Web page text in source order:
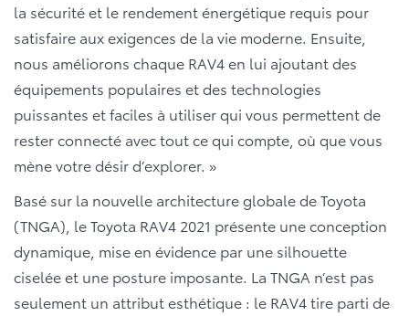
la sécurité et le rendement énergétique requis pour
satisfaire aux exigences de la vie moderne. Ensuite,
nous améliorons chaque RAV4 en lui ajoutant des
équipements populaires et des technologies
puissantes et faciles à utiliser qui vous permettent de
rester connecté avec tout ce qui compte, où que vous
mène votre désir d’explorer. »
Basé sur la nouvelle architecture globale de Toyota
(TNGA), le Toyota RAV4 2021 présente une conception
dynamique, mise en évidence par une silhouette
ciselée et une posture imposante. La TNGA n’est pas
seulement un attribut esthétique : le RAV4 tire parti de